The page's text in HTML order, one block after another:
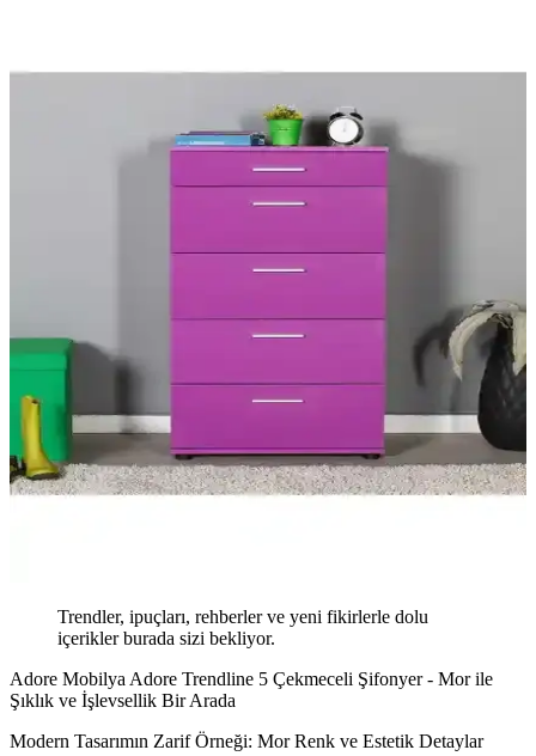
Trendler, ipuçları, rehberler ve yeni fikirlerle dolu
içerikler burada sizi bekliyor.
Adore Mobilya Adore Trendline 5 Çekmeceli Şifonyer - Mor ile
Şıklık ve İşlevsellik Bir Arada
Modern Tasarımın Zarif Örneği: Mor Renk ve Estetik Detaylar